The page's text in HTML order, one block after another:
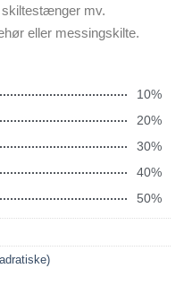
mv.
eller messingskilte.
10%
20%
30%
40%
50%